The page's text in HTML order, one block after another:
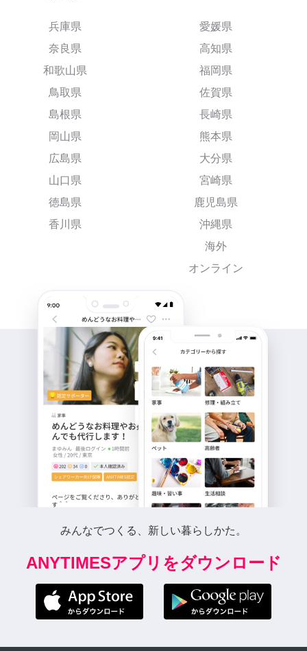
兵庫県
奈良県
和歌山県
鳥取県
島根県
岡山県
広島県
山口県
徳島県
香川県
愛媛県
高知県
福岡県
佐賀県
長崎県
熊本県
大分県
宮崎県
鹿児島県
沖縄県
海外
オンライン
みんなでつくる、新しい暮らしかた。
ANYTIMESアプリをダウンロード